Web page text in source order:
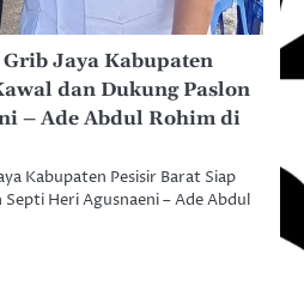
Jaya Kabupaten
dan Dukung Paslon
– Ade Abdul Rohim di
Kabupaten Pesisir Barat Siap
Heri Agusnaeni – Ade Abdul